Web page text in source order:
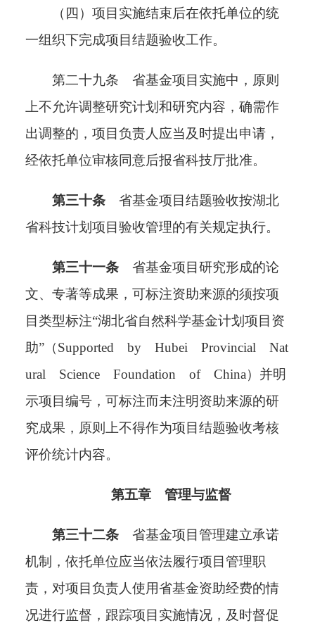
（四）项目实施结束后在依托单位的统
一组织下完成项目结题验收工作。
第二十九条
省基金项目实施中，原则
上不允许调整研究计划和研究内容，确需作
出调整的，项目负责人应当及时提出申请，
经依托单位审核同意后报省科技厅批准。
第三十条
省基金项目结题验收按湖北
省科技计划项目验收管理的有关规定执行。
第三十一条
省基金项目研究形成的论
文、专著等成果，可标注资助来源的须按项
目类型标注“湖北省自然科学基金计划项目资
助”（Supported by Hubei Provincial Nat
ural Science Foundation of China）并明
示项目编号，可标注而未注明资助来源的研
究成果，原则上不得作为项目结题验收考核
评价统计内容。
第五章 管理与监督
第三十二条
省基金项目管理建立承诺
机制，依托单位应当依法履行项目管理职
责 ， 对项目负责人使用省基金资助经费的情
况进行监督，跟踪项目实施情况，及时督促